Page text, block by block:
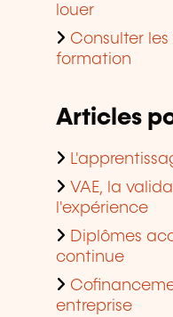
louer
Consulter
formation
Articles
VAE, la
l'expérience
Diplômes
continue
entreprise